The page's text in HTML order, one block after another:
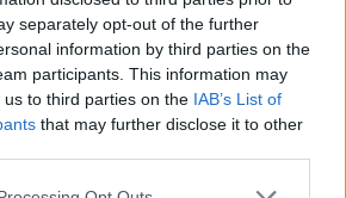
separately opt-out of the further
information by third parties on the
participants. This information may
to third parties on the IAB’s List of
that may further disclose it to other
website/app uses one or more Google
h
at
s
A
h
a
re
Articolo precedente
articolo